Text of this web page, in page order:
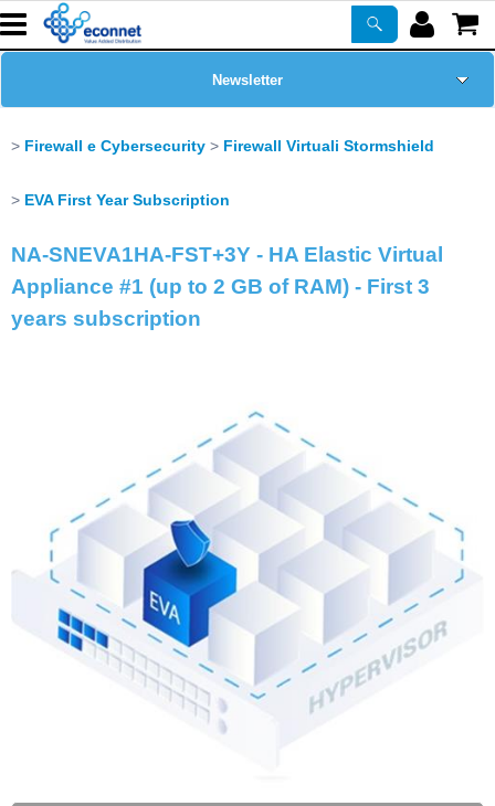
Chi siamo
Prodotti
Certificazioni
Newsletter
Firewall e Cybersecurity Firewall Virtuali Stormshield
EVA First Year Subscription
NA-SNEVA1HA-FST+3Y - HA Elastic Virtual
Appliance #1 (up to 2 GB of RAM) - First 3
years subscription